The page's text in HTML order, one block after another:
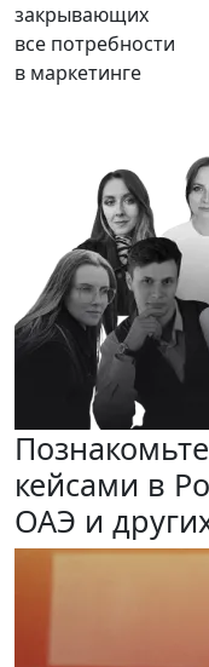
закрывающих
все потребности
в маркетинге
кейсами в
ОАЭ и